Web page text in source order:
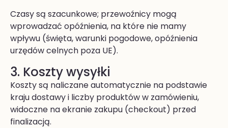
Czasy są szacunkowe; przewoźnicy mogą
wprowadzać opóźnienia, na które nie mamy
wpływu (święta, warunki pogodowe, opóźnienia
urzędów celnych poza UE).
3. Koszty wysyłki
Koszty są naliczane automatycznie na podstawie
kraju dostawy i liczby produktów w zamówieniu,
widoczne na ekranie zakupu (checkout) przed
finalizacją.